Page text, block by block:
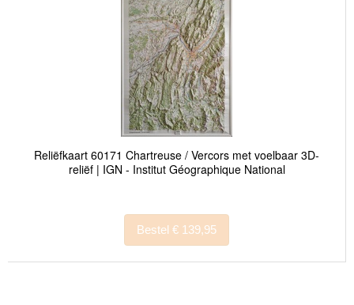
Reliëfkaart 60171 Chartreuse / Vercors met voelbaar 3D-
reliëf | IGN - Institut Géographique National
Bestel € 139,95